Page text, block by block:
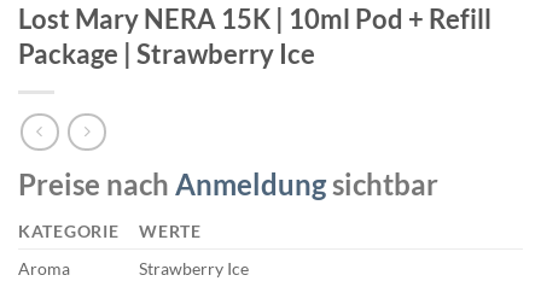
Lost Mary NERA 15K | 10ml Pod + Refill
Package | Strawberry Ice
Preise nach Anmeldungsichtbar
KATEGORIE
WERTE
Aroma
Strawberry Ice